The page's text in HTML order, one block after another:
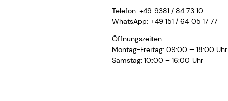
Telefon: +49 9381 / 84 73 10
WhatsApp: +49 151 / 64 05 17 77
Öffnungszeiten:
Montag-Freitag: 09:00 – 18:00 Uhr
Samstag: 10:00 – 16:00 Uhr